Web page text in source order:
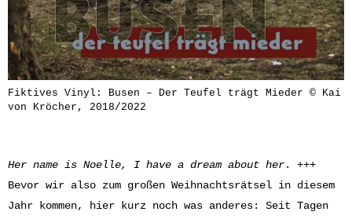
Fiktives Vinyl: Busen – Der Teufel trägt Mieder © Kai
von Kröcher, 2018/2022
Her name is Noelle, I have a dream about her. +++
Bevor wir also zum großen Weihnachtsrätsel in diesem
Jahr kommen, hier kurz noch was anderes: Seit Tagen